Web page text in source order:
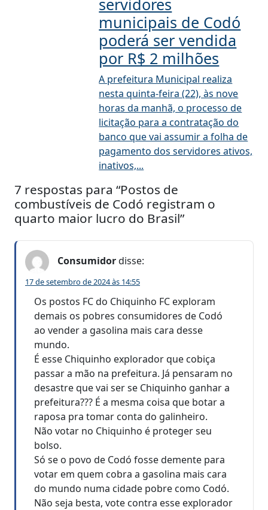
servidores
municipais de Codó
poderá ser vendida
por R$ 2 milhões
A prefeitura Municipal realiza
nesta quinta-feira (22), às nove
horas da manhã, o processo de
licitação para a contratação do
banco que vai assumir a folha de
pagamento dos servidores ativos,
inativos,...
7 respostas para “Postos de
combustíveis de Codó registram o
quarto maior lucro do Brasil”
Consumidordisse:
17 de setembro de 2024 às 14:55
Os postos FC do Chiquinho FC exploram
demais os pobres consumidores de Codó
ao vender a gasolina mais cara desse
mundo.
É esse Chiquinho explorador que cobiça
passar a mão na prefeitura. Já pensaram no
desastre que vai ser se Chiquinho ganhar a
prefeitura??? É a mesma coisa que botar a
raposa pra tomar conta do galinheiro.
Não votar no Chiquinho é proteger seu
bolso.
Só se o povo de Codó fosse demente para
votar em quem cobra a gasolina mais cara
do mundo numa cidade pobre como Codó.
Não seja besta, vote contra esse explorador